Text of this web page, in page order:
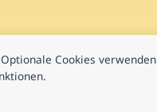
Cookies verwenden